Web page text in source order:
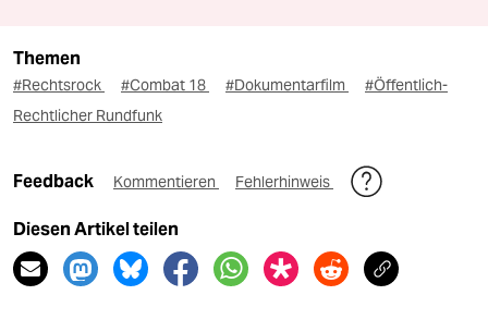
Themen
#Rechtsrock #Combat 18 #Dokumentarfilm
#Öffentlich-
Rechtlicher Rundfunk
Feedback Kommentieren Fehlerhinweis
Diesen Artikel teilen